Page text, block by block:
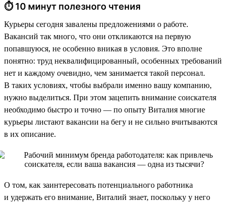
⏱ 10 минут полезного чтения
Курьеры сегодня завалены предложениями о работе.
Вакансий так много, что они откликаются на первую
попавшуюся, не особенно вникая в условия. Это вполне
понятно: труд неквалифицированный, особенных требований
нет и каждому очевидно, чем занимается такой персонал.
В таких условиях, чтобы выбрали именно вашу компанию,
нужно выделиться. При этом зацепить внимание соискателя
необходимо быстро и точно — по опыту Виталия многие
курьеры листают вакансии на бегу и не сильно вчитываются
в их описание.
О том, как заинтересовать потенциального работника
и удержать его внимание, Виталий знает, поскольку у него